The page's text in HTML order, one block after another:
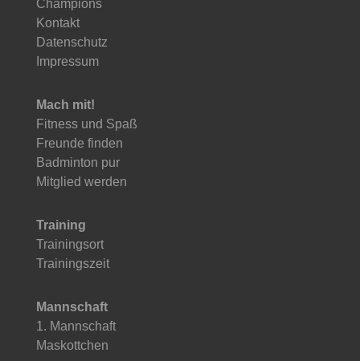
Champions
Kontakt
Datenschutz
Impressum
Mach mit!
Fitness und Spaß
Freunde finden
Badminton pur
Mitglied werden
Training
Trainingsort
Trainingszeit
Mannschaft
1. Mannschaft
Maskottchen